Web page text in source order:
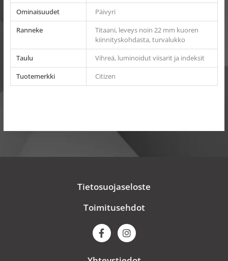
Ominaisuudet
Päivyri
Ranneke
Titaani, leveys noin 22 mm kuoren
kiinnityskohdasta, turvalukko
Taulu
Vihreä, luminoidut viisarit ja indeksit
Tuotemerkki
Citizen
Tietosuojaseloste
Toimitusehdot
F
a
c
I
n
s